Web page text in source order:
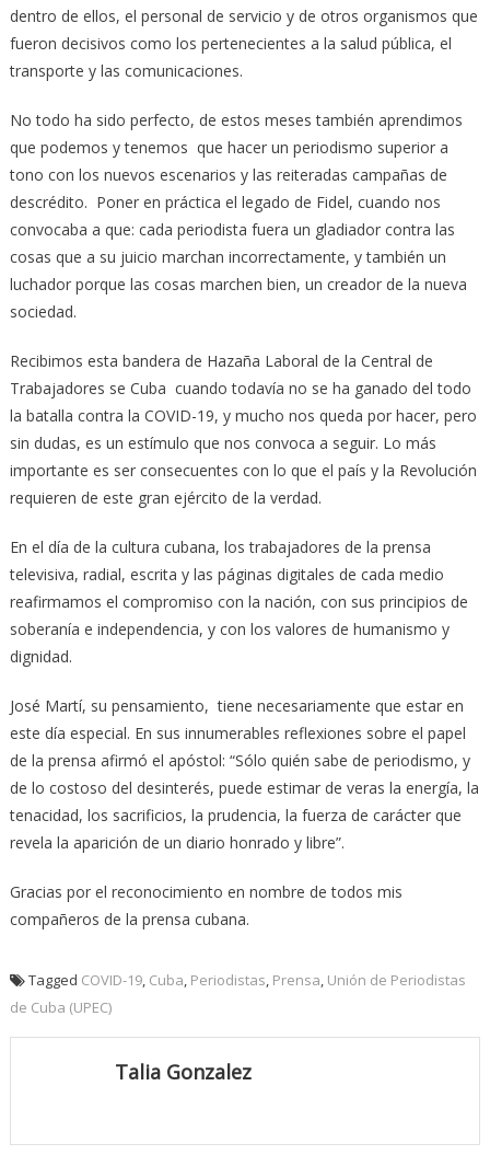
dentro de ellos, el personal de servicio y de otros organismos que
fueron decisivos como los pertenecientes a la salud pública, el
transporte y las comunicaciones.
No todo ha sido perfecto, de estos meses también aprendimos
que podemos y tenemos que hacer un periodismo superior a
tono con los nuevos escenarios y las reiteradas campañas de
descrédito. Poner en práctica el legado de Fidel, cuando nos
convocaba a que: cada periodista fuera un gladiador contra las
cosas que a su juicio marchan incorrectamente, y también un
luchador porque las cosas marchen bien, un creador de la nueva
sociedad.
Recibimos esta bandera de Hazaña Laboral de la Central de
Trabajadores se Cuba cuando todavía no se ha ganado del todo
la batalla contra la COVID-19, y mucho nos queda por hacer, pero
sin dudas, es un estímulo que nos convoca a seguir. Lo más
importante es ser consecuentes con lo que el país y la Revolución
requieren de este gran ejército de la verdad.
En el día de la cultura cubana, los trabajadores de la prensa
televisiva, radial, escrita y las páginas digitales de cada medio
reafirmamos el compromiso con la nación, con sus principios de
soberanía e independencia, y con los valores de humanismo y
dignidad.
José Martí, su pensamiento, tiene necesariamente que estar en
este día especial. En sus innumerables reflexiones sobre el papel
de la prensa afirmó el apóstol: “Sólo quién sabe de periodismo, y
de lo costoso del desinterés, puede estimar de veras la energía, la
tenacidad, los sacrificios, la prudencia, la fuerza de carácter que
revela la aparición de un diario honrado y libre”.
Gracias por el reconocimiento en nombre de todos mis
compañeros de la prensa cubana.
Tagged COVID-19, Cuba Periodistas Prensa Unión de Periodistas
de Cuba (UPEC)
Talia Gonzalez